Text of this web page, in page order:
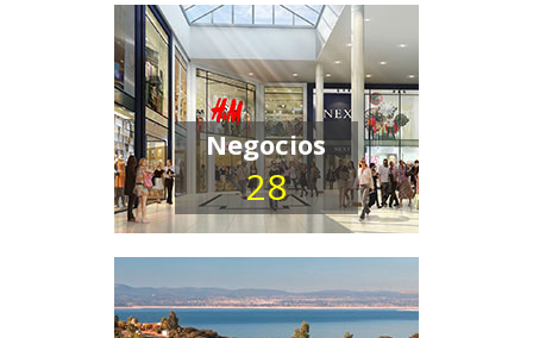
Negocios
28